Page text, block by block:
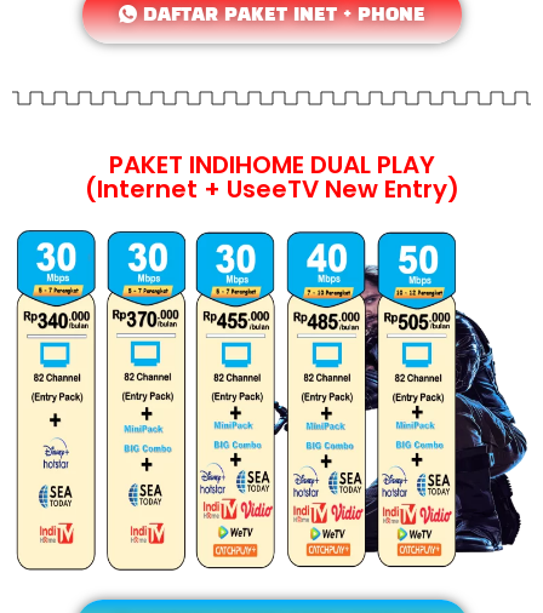
DAFTAR PAKET INET + PHONE
PAKET INDIHOME DUAL PLAY
(Internet + UseeTV New Entry)